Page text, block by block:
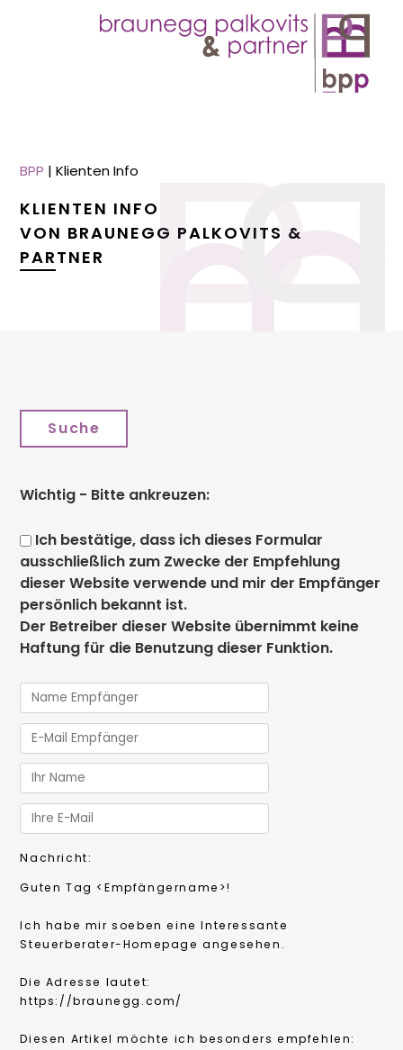
BPP |Klienten Info
KLIENTEN INFO
VON BRAUNEGG PALKOVITS &
PARTNER
Suche
Wichtig - Bitte ankreuzen:
Ich bestätige, dass ich dieses Formular
ausschließlich zum Zwecke der Empfehlung
dieser Website verwende und mir der Empfänger
persönlich bekannt ist.
Der Betreiber dieser Website übernimmt keine
Haftung für die Benutzung dieser Funktion.
Nachricht:
Guten Tag <Empfängername>!
Ich habe mir soeben eine Interessante
Steuerberater-Homepage angesehen.
Die Adresse lautet:
https://braunegg.com/
Diesen Artikel möchte ich besonders empfehlen: